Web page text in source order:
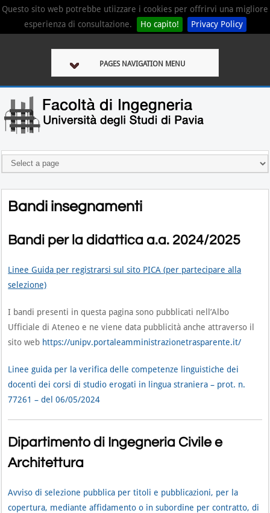
Questo sito web potrebbe utiizzare i cookies per offrirvi una migliore
esperienza di consultazione.
Ho capito! Privacy Policy
PAGES NAVIGATION MENU
Bandi insegnamenti
Bandi per la didattica a.a. 2024/2025
Linee Guida per registrarsi sul sito PICA (per partecipare alla
selezione)
I bandi presenti in questa pagina sono pubblicati nell’Albo
Ufficiale di Ateneo e ne viene data pubblicità anche attraverso il
sito web https://unipv.portaleamministrazionetrasparente.it/
Linee guida per la verifica delle competenze linguistiche dei
docenti dei corsi di studio erogati in lingua straniera – prot. n.
77261 – del 06/05/2024
Dipartimento di Ingegneria Civile e
Architettura
Avviso di selezione pubblica per titoli e pubblicazioni, per la
copertura, mediante affidamento o in subordine per contratto, di